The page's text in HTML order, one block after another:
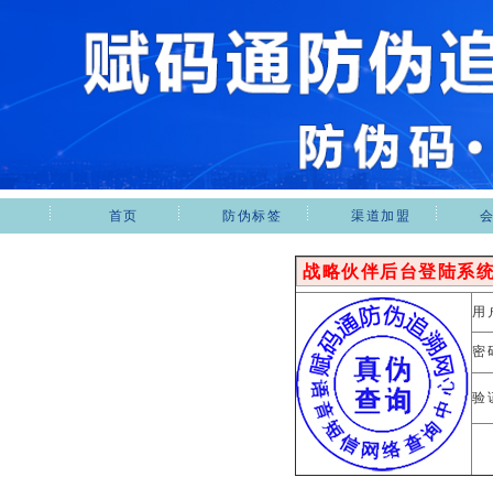
首页 防伪标签 渠道加盟
战略伙伴后台登陆系
用
密
验